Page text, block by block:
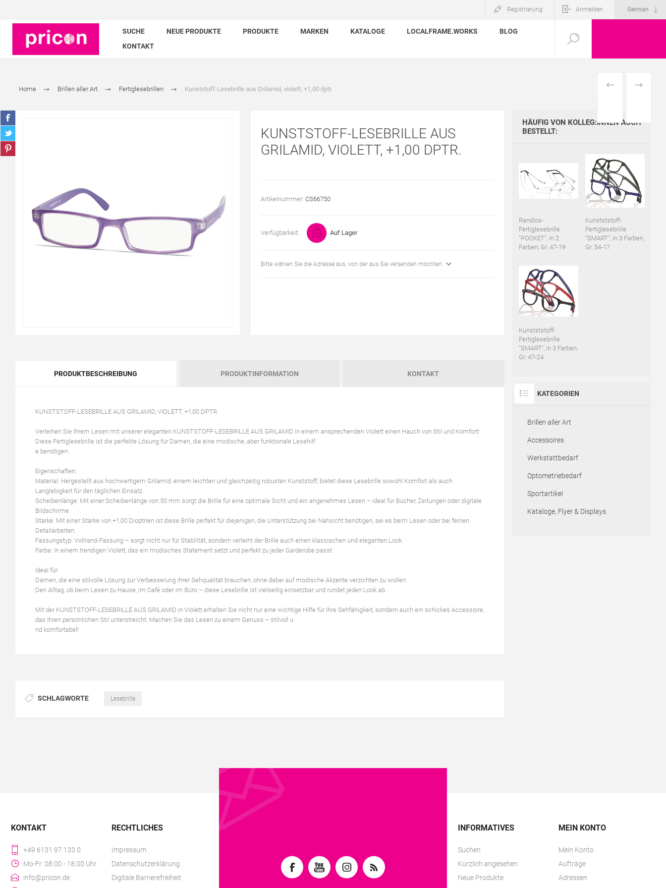
Registrierung Anmelden
SUCHE NEUE PRODUKTE PRODUKTE MARKEN KATALOGE LOCALFRAME.WORKS
BLOG
KONTAKT
Home Brillen aller Art Fertiglesebrillen Kunststoff-Lesebrille aus Grilamid, violett, +1,00 dptr. VORHERIGES
KUNSTSTOFF-LESEBRILLE AUS
GRILAMID, VIOLETT, +1,00 DPTR.
Artikelnummer: CS66750
Verfügbarkeit: Auf Lager
Bitte wählen Sie die Adresse aus, von der aus Sie versenden möchten
PRODUKTBESCHREIBUNG PRODUKTINFORMATION KONTAKT
KUNSTSTOFF-LESEBRILLE AUS GRILAMID, VIOLETT, +1,00 DPTR.
Verleihen Sie Ihrem Lesen mit unserer eleganten KUNSTSTOFF-LESEBRILLE AUS GRILAMID in einem ansprechenden Violett einen Hauch von Stil und Komfort!
Diese Fertiglesebrille ist die perfekte Lösung für Damen, die eine modische, aber funktionale Lesehilf
e benötigen.
Eigenschaften:
Material: Hergestellt aus hochwertigem Grilamid, einem leichten und gleichzeitig robusten Kunststoff, bietet diese Lesebrille sowohl Komfort als auch
Langlebigkeit für den täglichen Einsatz.
Scheibenlänge: Mit einer Scheibenlänge von 50 mm sorgt die Brille für eine optimale Sicht und ein angenehmes Lesen – ideal für Bücher, Zeitungen oder digitale
Bildschirme.
Stärke: Mit einer Stärke von +1,00 Dioptrien ist diese Brille perfekt für diejenigen, die Unterstützung bei Nahsicht benötigen, sei es beim Lesen oder bei feinen
Detailarbeiten.
Fassungstyp: Vollrand-Fassung – sorgt nicht nur für Stabilität, sondern verleiht der Brille auch einen klassischen und eleganten Look.
Farbe: In einem trendigen Violett, das ein modisches Statement setzt und perfekt zu jeder Garderobe passt.
Ideal für:
Damen, die eine stilvolle Lösung zur Verbesserung ihrer Sehqualität brauchen, ohne dabei auf modische Akzente verzichten zu wollen.
Den Alltag, ob beim Lesen zu Hause, im Café oder im Büro – diese Lesebrille ist vielseitig einsetzbar und rundet jeden Look ab.
Mit der KUNSTSTOFF-LESEBRILLE AUS GRILAMID in Violett erhalten Sie nicht nur eine wichtige Hilfe für Ihre Sehfähigkeit, sondern auch ein schickes Accessoire,
das Ihren persönlichen Stil unterstreicht. Machen Sie das Lesen zu einem Genuss – stilvoll u
nd komfortabel!
SCHLAGWORTE Lesebrille
HÄUFIG VON KOLLEG:INNEN AUCH
BESTELLT:
Randlos-
Fertiglesebrille
"POCKET", in 2
Farben, Gr. 47-19
Kunstststoff-
Fertiglesebrille
"SMART", in 3 Farben,
Gr. 54-17
Kunstststoff-
Fertiglesebrille
"SMART", in 3 Farben,
Gr. 47-24
KATEGORIEN
Brillen aller Art
Accessoires
Werkstattbedarf
Optometriebedarf
Sportartikel
Kataloge, Flyer & Displays
KONTAKT
+49 6131 97 133 0
Mo-Fr: 08:00 - 18:00 Uhr
info@pricon.de
RECHTLICHES
Impressum
Datenschutzerklärung
Digitale Barrierefreiheit
INFORMATIVES
Suchen
Kürzlich angesehen
Neue Produkte
MEIN KONTO
Mein Konto
Aufträge
Adressen